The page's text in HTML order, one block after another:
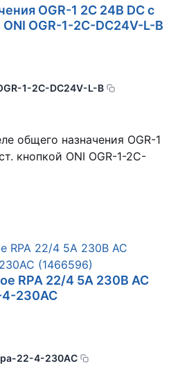
OGR-1 2C 24В DC с
ONI OGR-1-2C-DC24V-L-B
1-2C-DC24V-L-B
общего назначения OGR-1
кнопкой ONI OGR-1-2C-
RPA 22/4 5А 230В AC
4-230AC
22-4-230AC